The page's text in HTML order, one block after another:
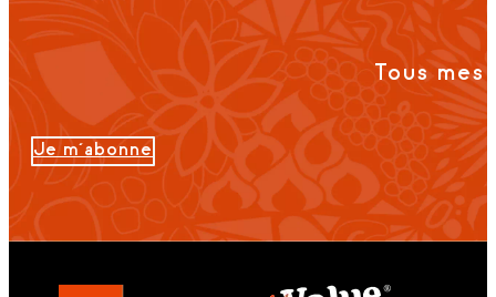
Tous
Je m'abonne